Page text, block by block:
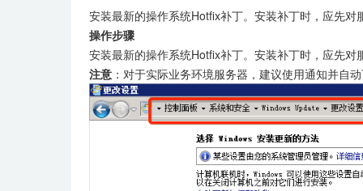
安装最新的操作系统Hotfix补丁。安装补丁时，应先对
操作步骤
安装最新的操作系统Hotfix补丁。安装补丁时，应先对
注意 ：对于实际业务环境服务器，建议使用通知并自